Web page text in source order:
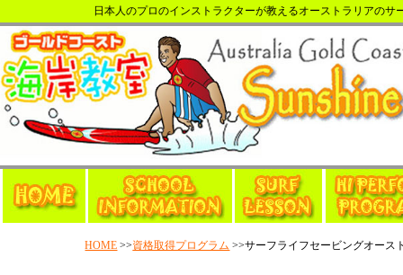
日本人のプロのインストラクターが教えるオーストラリアの
HOME >>資格取得プログラム >>サーフライフセービングオース